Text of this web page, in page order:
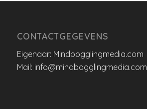
CONTACTGEGEVENS
Eigenaar: Mindbogglingmedia.com
Mail: info@mindbogglingmedia.com